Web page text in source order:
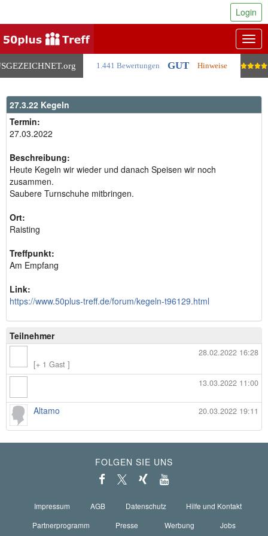
.org 1.441 Bewertungen GUT Hinweise
Login
27.3.22 Kegeln
Termin:
27.03.2022
Beschreibung:
Heute Kegeln wir wieder und danach Speisen wir noch
zusammen.
Saubere Turnschuhe mitbringen.
Ort:
Raisting
Treffpunkt:
Am Empfang
Link:
https://www.50plus-treff.de/forum/kegeln-t96129.html
Teilnehmer
28.02.2022 16:28
[+ 1 Gast ]
13.03.2022 11:00
20.03.2022 19:11
Altamo
FOLGEN SIE UNS
Impressum AGB Datenschutz
Hilfe und Kontakt
Partnerprogramm
Presse Werbung Jobs